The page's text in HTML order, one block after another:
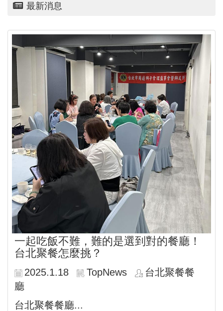
最新消息
一起吃飯不難，難的是選到對的餐廳！
台北聚餐怎麼挑？
2025.1.18 TopNews
台北聚餐餐
廳
台北聚餐餐廳...